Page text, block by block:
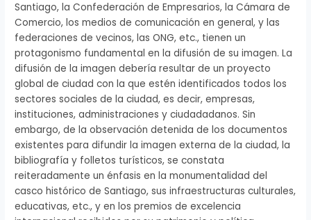
Santiago, la Confederación de Empresarios, la Cámara de
Comercio, los medios de comunicación en general, y las
federaciones de vecinos, las ONG, etc., tienen un
protagonismo fundamental en la difusión de su imagen. La
difusión de la imagen debería resultar de un proyecto
global de ciudad con la que estén identificados todos los
sectores sociales de la ciudad, es decir, empresas,
instituciones, administraciones y ciudadadanos. Sin
embargo, de la observación detenida de los documentos
existentes para difundir la imagen externa de la ciudad, la
bibliografía y folletos turísticos, se constata
reiteradamente un énfasis en la monumentalidad del
casco histórico de Santiago, sus infraestructuras culturales,
educativas, etc., y en los premios de excelencia